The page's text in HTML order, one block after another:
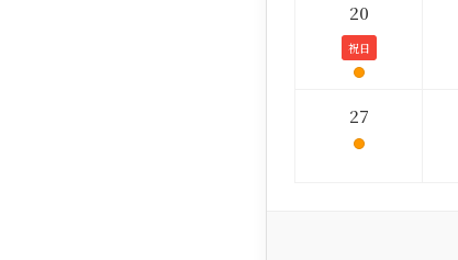
20
祝日
27